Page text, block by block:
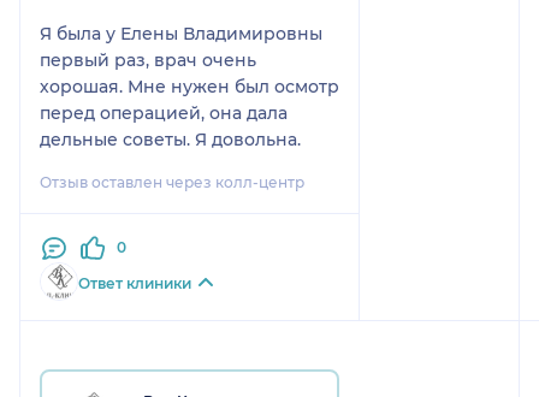
Я была у Елены Владимировны
первый раз, врач очень
хорошая. Мне нужен был осмотр
перед операцией, она дала
дельные советы. Я довольна.
Отзыв оставлен через колл-центр
0
Ответ клиники